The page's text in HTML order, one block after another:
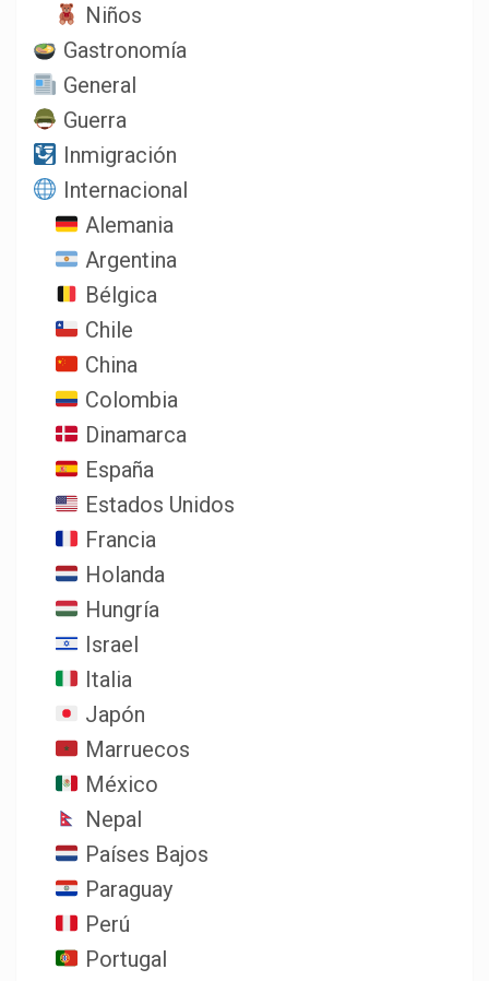
Niños
Gastronomía
General
Guerra
Inmigración
Internacional
Alemania
Argentina
Bélgica
Chile
China
Colombia
Dinamarca
España
Estados Unidos
Francia
Holanda
Hungría
Israel
Italia
Japón
Marruecos
México
Nepal
Países Bajos
Paraguay
Perú
Portugal